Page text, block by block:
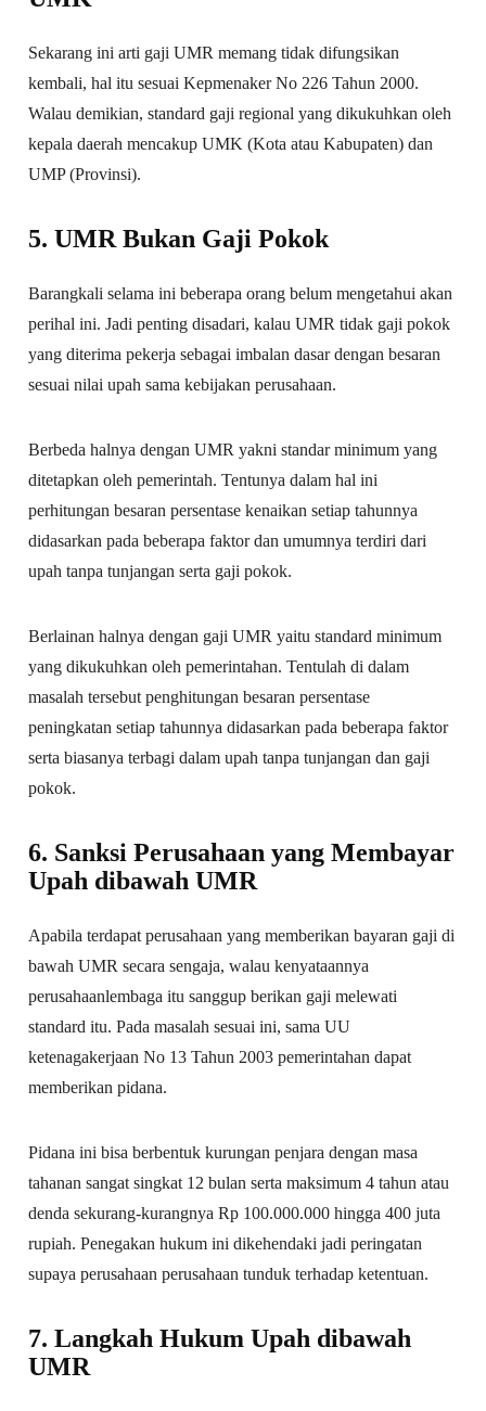
Sekarang ini arti gaji UMR memang tidak difungsikan
kembali, hal itu sesuai Kepmenaker No 226 Tahun 2000.
Walau demikian, standard gaji regional yang dikukuhkan oleh
kepala daerah mencakup UMK (Kota atau Kabupaten) dan
UMP (Provinsi).
5. UMR Bukan Gaji Pokok
Barangkali selama ini beberapa orang belum mengetahui akan
perihal ini. Jadi penting disadari, kalau UMR tidak gaji pokok
yang diterima pekerja sebagai imbalan dasar dengan besaran
sesuai nilai upah sama kebijakan perusahaan.
Berbeda halnya dengan UMR yakni standar minimum yang
ditetapkan oleh pemerintah. Tentunya dalam hal ini
perhitungan besaran persentase kenaikan setiap tahunnya
didasarkan pada beberapa faktor dan umumnya terdiri dari
upah tanpa tunjangan serta gaji pokok.
Berlainan halnya dengan gaji UMR yaitu standard minimum
yang dikukuhkan oleh pemerintahan. Tentulah di dalam
masalah tersebut penghitungan besaran persentase
peningkatan setiap tahunnya didasarkan pada beberapa faktor
serta biasanya terbagi dalam upah tanpa tunjangan dan gaji
pokok.
6. Sanksi Perusahaan yang Membayar
Upah dibawah UMR
Apabila terdapat perusahaan yang memberikan bayaran gaji di
bawah UMR secara sengaja, walau kenyataannya
perusahaanlembaga itu sanggup berikan gaji melewati
standard itu. Pada masalah sesuai ini, sama UU
ketenagakerjaan No 13 Tahun 2003 pemerintahan dapat
memberikan pidana.
Pidana ini bisa berbentuk kurungan penjara dengan masa
tahanan sangat singkat 12 bulan serta maksimum 4 tahun atau
denda sekurang-kurangnya Rp 100.000.000 hingga 400 juta
rupiah. Penegakan hukum ini dikehendaki jadi peringatan
supaya perusahaan perusahaan tunduk terhadap ketentuan.
7. Langkah Hukum Upah dibawah
UMR